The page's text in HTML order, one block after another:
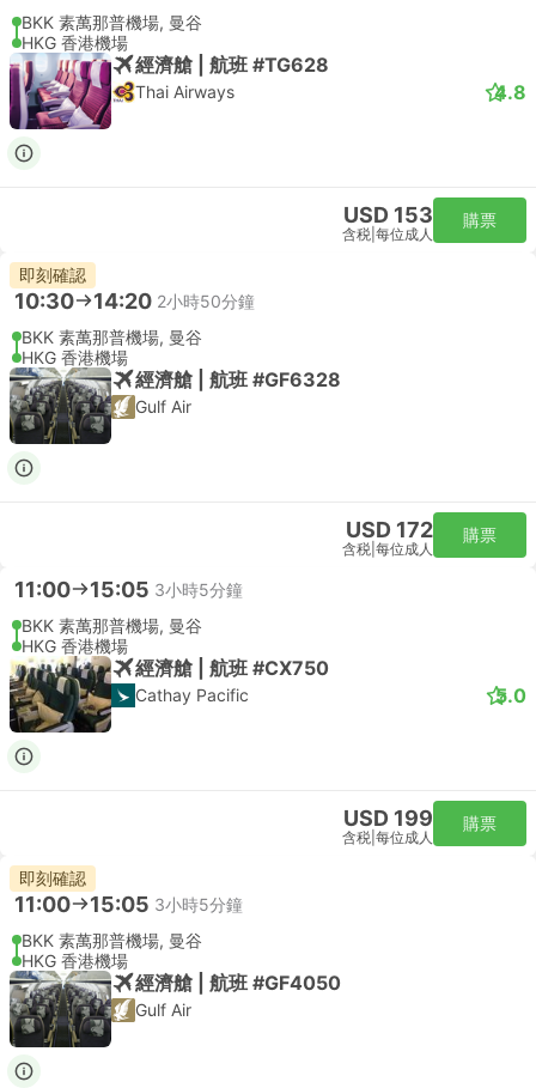
BKK 素萬那普機場, 曼谷
HKG 香港機場
經濟艙 | 航班 #TG628
Thai Airways 4.8
USD 153
含税 每位成人
購票
即刻確認
10:30 14:20 2小時50分鐘
BKK 素萬那普機場, 曼谷
HKG 香港機場
經濟艙 | 航班 #GF6328
Gulf Air
USD 172
含税 每位成人
購票
11:00 15:05 3小時5分鐘
BKK 素萬那普機場, 曼谷
HKG 香港機場
經濟艙 | 航班 #CX750
Cathay Pacific 5.0
USD 199
含税 每位成人
購票
即刻確認
11:00 15:05 3小時5分鐘
BKK 素萬那普機場, 曼谷
HKG 香港機場
經濟艙 | 航班 #GF4050
Gulf Air